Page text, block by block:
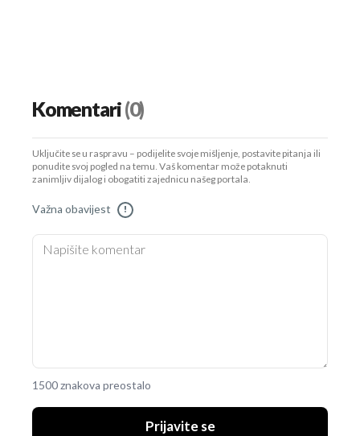
Komentari(0)
Uključite se u raspravu – podijelite svoje mišljenje, postavite pitanja ili
ponudite svoj pogled na temu. Vaš komentar može potaknuti
zanimljiv dijalog i obogatiti zajednicu našeg portala.
Važna obavijest !
1500 znakova preostalo
Prijavite se